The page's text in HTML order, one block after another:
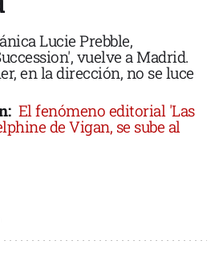
Lucie Prebble,
vuelve a Madrid.
en la dirección, no se luce
El fenómeno editorial 'Las
de Vigan, se sube al